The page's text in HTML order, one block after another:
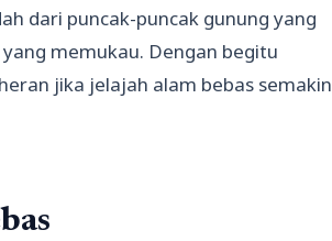
dari puncak-puncak gunung yang
memukau. Dengan begitu
jika jelajah alam bebas semakin